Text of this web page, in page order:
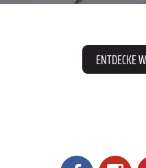
ENTDECKE